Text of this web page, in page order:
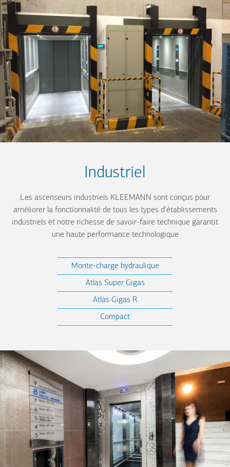
Industriel
Les ascenseurs industriels KLEEMANN sont conçus pour
améliorer la fonctionnalité de tous les types d'établissements
industriels et notre richesse de savoir-faire technique garantit
une haute performance technologique
Monte-charge hydraulique
Atlas Super Gigas
Atlas Gigas R
Compact